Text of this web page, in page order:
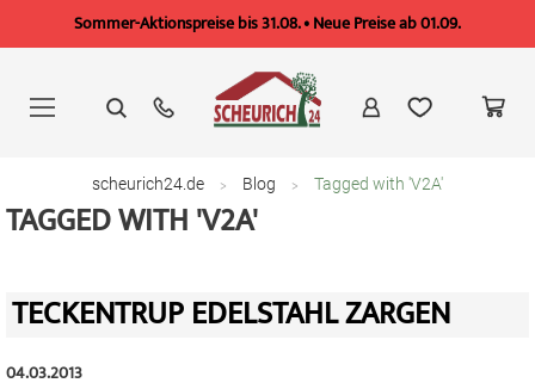
Sommer-Aktionspreise bis 31.08. • Neue Preise ab 01.09.
springen
scheurich24.de Blog Tagged with 'V2A'
TAGGED WITH 'V2A'
TECKENTRUP EDELSTAHL ZARGEN
04.03.2013